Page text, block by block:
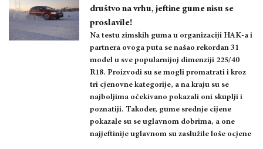
društvo na vrhu, jeftine gume nisu se
proslavile!
Na testu zimskih guma u organizaciji HAK-a i
partnera ovoga puta se našao rekordan 31
model u sve popularnijoj dimenziji 225/40
R18. Proizvodi su se mogli promatrati i kroz
tri cjenovne kategorije, a na kraju su se
najboljima očekivano pokazali oni skuplji i
poznatiji. Također, gume srednje cijene
pokazale su se uglavnom dobrima, a one
najjeftinije uglavnom su zaslužile loše ocjene